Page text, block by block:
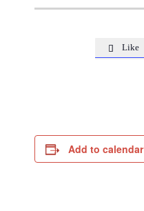
 Like
Add to calendar